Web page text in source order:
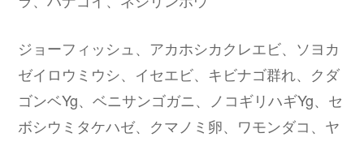
ジョーフィッシュ、アカホシカクレエビ、ソヨカ
ゼイロウミウシ、イセエビ、キビナゴ群れ、クダ
ゴンベYg、ベニサンゴガニ、ノコギリハギYg、セ
ボシウミタケハゼ、クマノミ卵、ワモンダコ、ヤ